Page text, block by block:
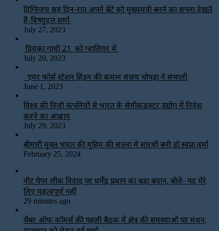
दिग्विजय सिंह दिन-रात अपने बेटे को मुख्यमंत्री बनने का सपना देखते
हैं-विष्णुदत्त शर्मा
July 27, 2023
प्रियंका गांधी 21 को ग्वालियर में
July 20, 2023
एयर फोर्स स्टेशन हिंडन की कमान संजय चोपड़ा ने संभाली
June 1, 2023
विश्‍व की निजी कंपनियों से भारत के सेमीकंडक्टर उद्योग में निवेश
करने का आह्वान
July 29, 2023
बीमारी मुक्त भारत की मुहिम की सतना में सारथी बनी डाॅ स्वप्ना वर्मा
February 25, 2024
नीट पेपर लीक विवाद पर धर्मेंद्र प्रधान का बड़ा बयान, बोले- पद मेरे
लिए महत्वपूर्ण नहीं
29 minutes ago
चैंबर ऑफ कॉमर्स की पहली बैठक में क्षेत्र की समस्याओं पर मंथन,